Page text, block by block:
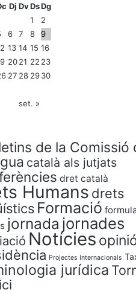
Dj DvDsDg
1
2
6 7 8
9
13 14 15 16
2021 22 23
27 28 2930
set. »
de la Comissió
català als jutjats
dret català
Humans drets
Formació
jornada jornades
Notícies
Projectes Internacionals
jurídica